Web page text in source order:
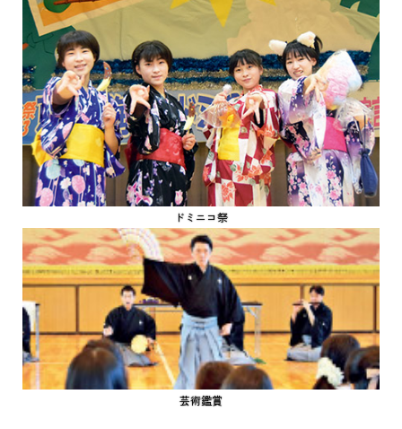
ドミニコ祭
芸術鑑賞